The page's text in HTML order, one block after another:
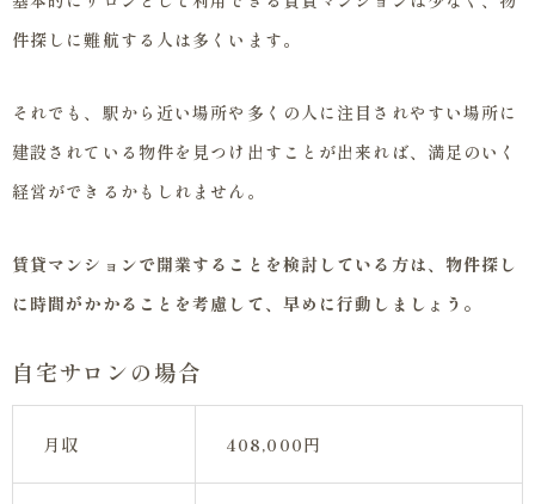
件探しに難航する人は多くいます。
それでも、駅から近い場所や多くの人に注目されやすい場所に
建設されている物件を見つけ出すことが出来れば、満足のいく
経営ができるかもしれません。
賃貸マンションで開業することを検討している方は、物件探し
に時間がかかることを考慮して、早めに行動しましょう。
自宅サロンの場合
月収 408,000円